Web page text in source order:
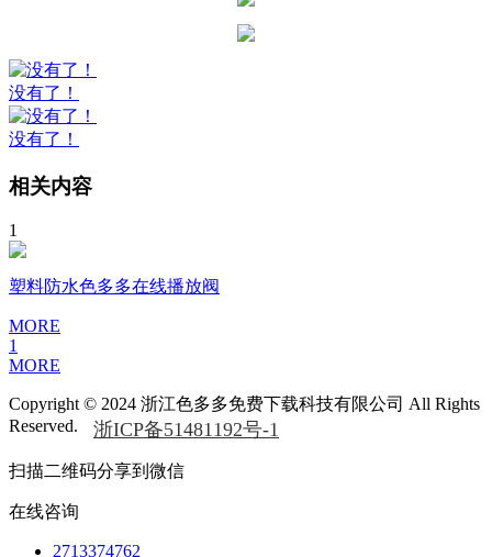
没有了！
没有了！
相关内容
1
塑料防水色多多在线播放阀
MORE
1
MORE
Copyright © 2024 浙江色多多免费下载科技有限公司 All Rights
Reserved.
浙ICP备51481192号-1
扫描二维码分享到微信
在线咨询
2713374762